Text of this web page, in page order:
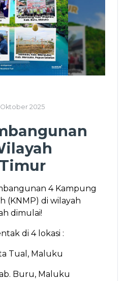
Oktober 2025
4 Kampung
(KNMP) di wilayah
dimulai!
di 4 lokasi :
Tual, Maluku
Buru, Maluku